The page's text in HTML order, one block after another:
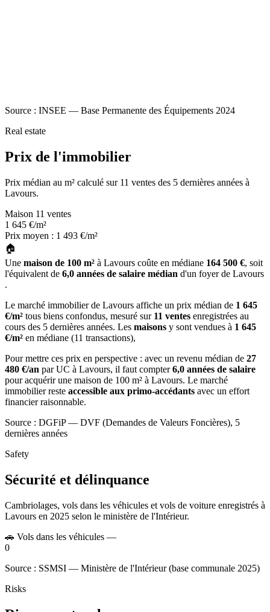
Source : INSEE — Base Permanente des Équipements 2024
Real estate
Prix de l'immobilier
Prix médian au m² calculé sur 11 ventes des 5 dernières années à
Lavours.
Maison 11 ventes
1 645 €/m²
Prix moyen : 1 493 €/m²
🏠
Une maison de 100 m² à Lavours coûte en médiane 164 500 €, soit
l'équivalent de 6,0 années de salaire médian d'un foyer de Lavours
.
Le marché immobilier de Lavours affiche un prix médian de 1 645
€/m² tous biens confondus, mesuré sur 11 ventes enregistrées au
cours des 5 dernières années. Les maisons y sont vendues à 1 645
€/m² en médiane (11 transactions),
Pour mettre ces prix en perspective : avec un revenu médian de 27
480 €/an par UC à Lavours, il faut compter6,0 années de salaire
pour acquérir une maison de 100 m² à Lavours. Le marché
immobilier reste accessible aux primo-accédants avec un effort
financier raisonnable.
Source : DGFiP — DVF (Demandes de Valeurs Foncières), 5
dernières années
Safety
Sécurité et délinquance
Cambriolages, vols dans les véhicules et vols de voiture enregistrés à
Lavours en 2025 selon le ministère de l'Intérieur.
🚗 Vols dans les véhicules —
0
Source : SSMSI — Ministère de l'Intérieur (base communale 2025)
Risks